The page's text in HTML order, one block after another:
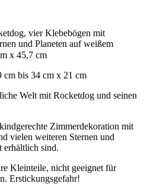
vier Klebebögen mit
und Planeten auf weißem
x 45,7 cm
cm bis 34 cm x 21 cm
Welt mit Rocketdog und seinen
Zimmerdekoration mit
vielen weiteren Sternen und
erhältlich sind.
Kleinteile, nicht geeignet für
Erstickungsgefahr!